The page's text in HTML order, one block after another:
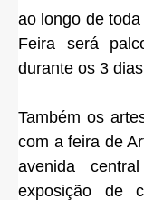
ao longo de
Feira será
durante os 3
Também os
com a feira de
avenida
exposição de